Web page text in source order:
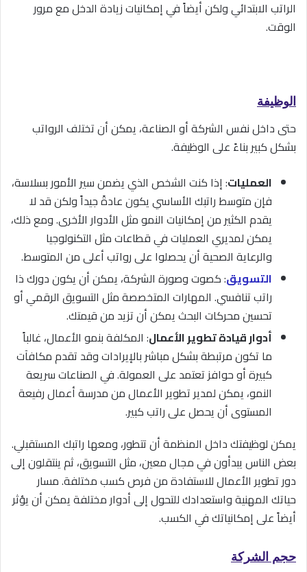
الراتب الابتدائي ولكن أيضاً في إمكانيات زيادة الدخل مع مرور
الوقت.
الوظيفة
حتى داخل نفس الشركة أو الصناعة، يمكن أن تختلف الرواتب
بشكل كبير بناءً على الوظيفة.
العمليات: إذا كنت الشخص الذي يضمن سير الأمور بسلاسة،
فإن متوسط راتبك الأساسي يكون عادةً جيداً ولكن قد لا
يقدم الكثير من إمكانيات النمو مثل الأدوار الأخرى. ومع ذلك،
يمكن لمديري العمليات في قطاعات مثل التكنولوجيا
والرعاية الصحية أن يحصلوا على رواتب أعلى من المتوسط.
التسويق: كصوت وصورة الشركة، يمكن أن يكون دورك ذا
راتب تنافسي. المهارات المتخصصة مثل التسويق الرقمي أو
تحسين محركات البحث يمكن أن تزيد من قيمتك.
أدوار قيادة تطوير الأعمال: المكلفة بنمو الأعمال، غالباً
ما تكون مرتبطة بشكل مباشر بالإيرادات وقد تقدم مكافآت
كبيرة أو حوافز تعتمد على العمولة. في الصناعات سريعة
النمو، يمكن لمدير تطوير الأعمال من مدرسة أعمال رفيعة
المستوى أن يحصل على راتب كبير.
يمكن لوظيفتك داخل المنظمة أن تتطور، ومعها راتبك المستقبلي.
بعض الناس يبدأون في مجال معين، مثل التسويق، ثم ينتقلون إلى
دور تطوير الأعمال للاستفادة من فرص كسب مختلفة. مسار
حياتك المهنية واستعدادك للتحول إلى أدوار مختلفة يمكن أن يؤثر
أيضاً على إمكانياتك في الكسب.
حجم الشركة